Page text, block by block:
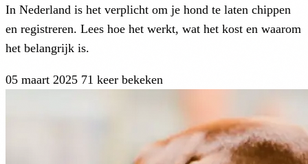
In Nederland is het verplicht om je hond te laten chippen
en registreren. Lees hoe het werkt, wat het kost en waarom
het belangrijk is.
05 maart 2025 71 keer bekeken